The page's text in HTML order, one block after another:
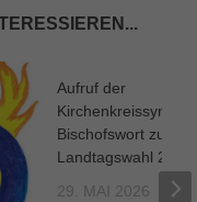
Aufruf der
Kirchenkreissynode
Bischofswort zur
Landtagswahl 2026
29. MAI 2026